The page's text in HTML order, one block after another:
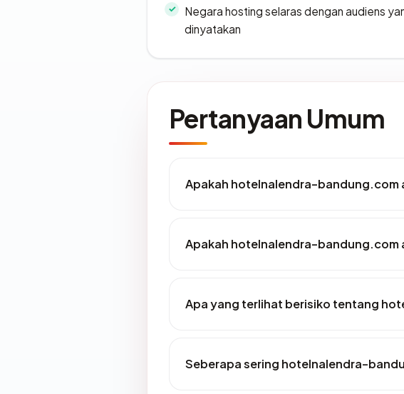
Negara hosting selaras dengan audiens
dinyatakan
Pertanyaan Umum
Apakah hotelnalendra-bandung.com
Apakah hotelnalendra-bandung.com
Apa yang terlihat berisiko tentang
Seberapa sering hotelnalendra-